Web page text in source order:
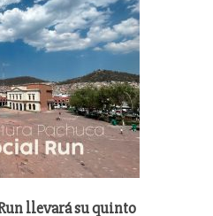
llevará su quinto